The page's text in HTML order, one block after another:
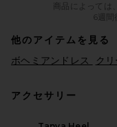
商品によっては
6週間
他のアイテムを見る
ボヘミアンドレス
ク
アクセサリー